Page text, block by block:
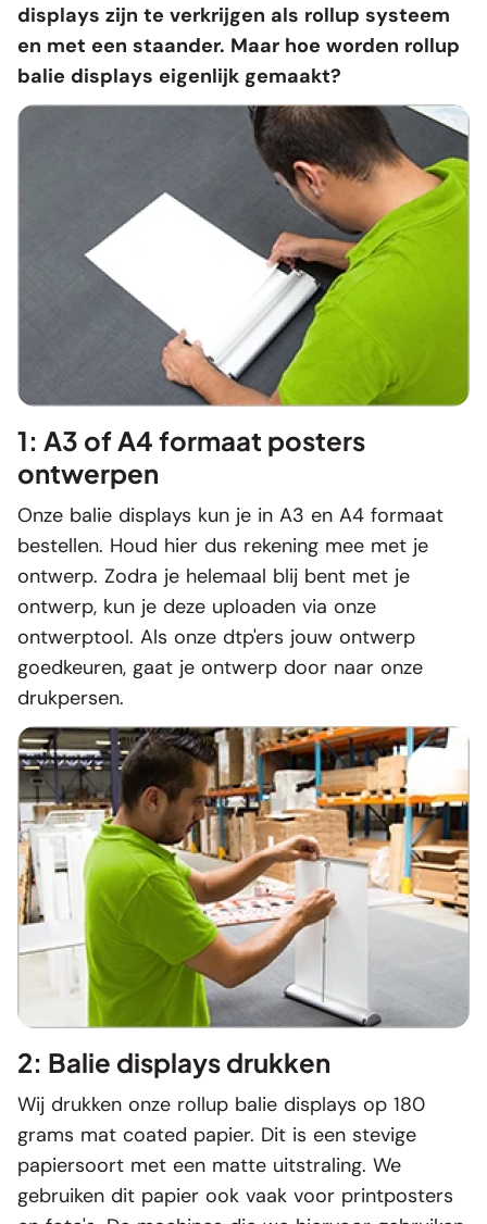
displays zijn te verkrijgen als rollup systeem
en met een staander. Maar hoe worden rollup
balie displays eigenlijk gemaakt?
1: A3 of A4 formaat posters
ontwerpen
Onze balie displays kun je in A3 en A4 formaat
bestellen. Houd hier dus rekening mee met je
ontwerp. Zodra je helemaal blij bent met je
ontwerp, kun je deze uploaden via onze
ontwerptool. Als onze dtp'ers jouw ontwerp
goedkeuren, gaat je ontwerp door naar onze
drukpersen.
2: Balie displays drukken
Wij drukken onze rollup balie displays op 180
grams mat coated papier. Dit is een stevige
papiersoort met een matte uitstraling. We
gebruiken dit papier ook vaak voor printposters